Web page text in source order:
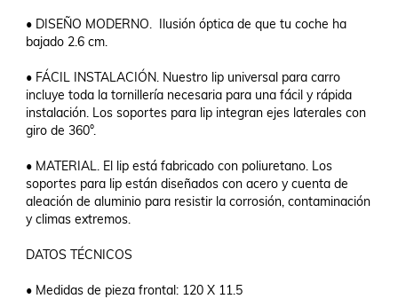
• DISEÑO MODERNO.  Ilusión óptica de que tu coche ha
bajado 2.6 cm.
• FÁCIL INSTALACIÓN. Nuestro lip universal para carro
incluye toda la tornillería necesaria para una fácil y rápida
instalación. Los soportes para lip integran ejes laterales con
giro de 360°.
• MATERIAL. El lip está fabricado con poliuretano. Los
soportes para lip están diseñados con acero y cuenta de
aleación de aluminio para resistir la corrosión, contaminación
y climas extremos.
DATOS TÉCNICOS
• Medidas de pieza frontal: 120 X 11.5